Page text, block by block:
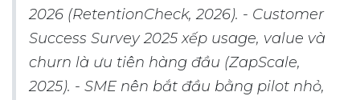
2026 (RetentionCheck, 2026). - Customer
Success Survey 2025 xếp usage, value và
churn là ưu tiên hàng đầu (ZapScale,
2025). - SME nên bắt đầu bằng pilot nhỏ,